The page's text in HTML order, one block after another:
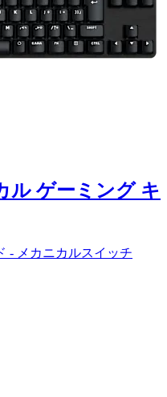
ル ゲーミング キ
- メカニカルスイッチ